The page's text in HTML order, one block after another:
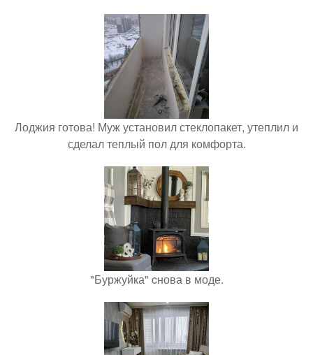
Лоджия готова! Муж установил стеклопакет, утеплил и
сделал теплый пол для комфорта.
"Буржуйка" cнова в моде.